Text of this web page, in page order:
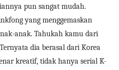
pun sangat mudah.
yang menggemaskan
anak. Tahukah kamu dari
dia berasal dari Korea
kreatif, tidak hanya serial K-